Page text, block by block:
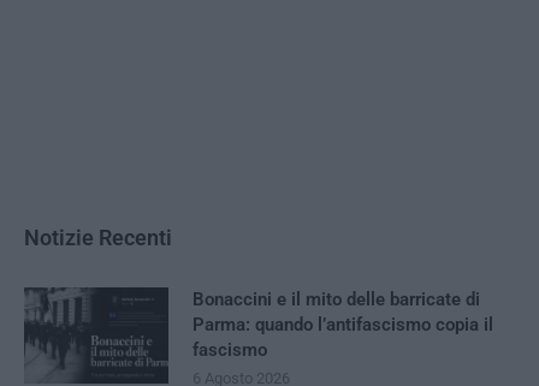
Notizie Recenti
Bonaccini e il mito delle barricate di
Parma: quando l’antifascismo copia il
fascismo
6 Agosto 2026